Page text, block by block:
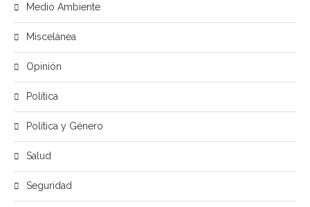
Medio Ambiente
Miscelánea
Opinión
Política
Política y Género
Salud
Seguridad